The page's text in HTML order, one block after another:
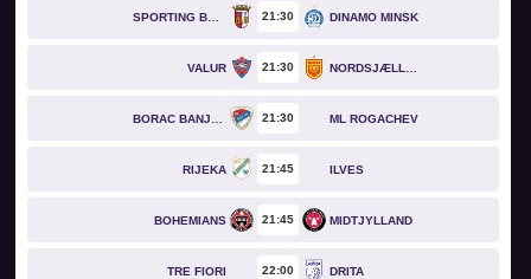
SPORTING BRAGA 21 30 DINAMO MINSK
VALUR 21 30
21 30 ML ROGACHEV
RIJEKA 21 45 ILVES
BOHEMIANS 21 45 MIDTJYLLAND
TRE FIORI 22 00 DRITA